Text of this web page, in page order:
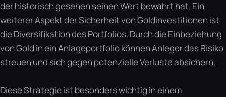
der historisch gesehen seinen Wert bewahrt hat. Ein
weiterer Aspekt der Sicherheit von Goldinvestitionen ist
die Diversifikation des Portfolios. Durch die Einbeziehung
von Gold in ein Anlageportfolio können Anleger das Risiko
streuen und sich gegen potenzielle Verluste absichern.
Diese Strategie ist besonders wichtig in einem